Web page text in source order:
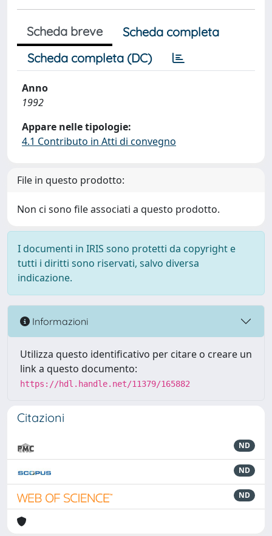
Scheda breve
Scheda completa
Scheda completa (DC)
Anno
1992
Appare nelle tipologie:
4.1 Contributo in Atti di convegno
File in questo prodotto:
Non ci sono file associati a questo prodotto.
I documenti in IRIS sono protetti da copyright e
tutti i diritti sono riservati, salvo diversa
indicazione.
Informazioni
Utilizza questo identificativo per citare o creare un
link a questo documento:
https://hdl.handle.net/11379/165882
Citazioni
ND
ND
ND